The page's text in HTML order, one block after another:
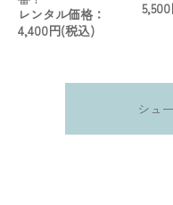
レンタル価格：
4,400円(税込)
シュ